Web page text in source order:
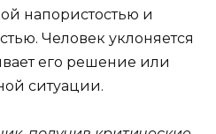
напористостью и
Человек уклоняется
его решение или
ситуации.